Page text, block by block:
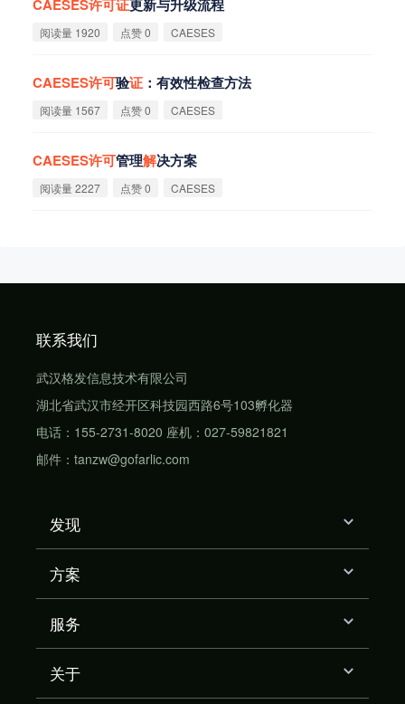
CAESES许可证更新与升级流程
阅读量 1920 点赞 0 CAESES
CAESES许可验证 ：有效性检查方法
阅读量 1567 点赞 0 CAESES
CAESES许可管理解决方案
阅读量 2227 点赞 0 CAESES
联系我们
武汉格发信息技术有限公司
湖北省武汉市经开区科技园西路6号103孵化器
电话：155-2731-8020 座机：027-59821821
邮件：tanzw@gofarlic.com
发现
方案
服务
关于